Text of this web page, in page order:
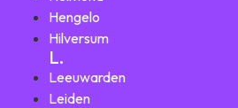
Hengelo
Hilversum
L.
Leeuwarden
Leiden